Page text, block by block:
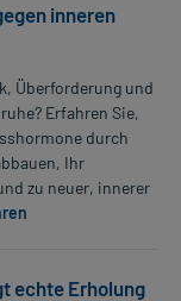
inneren
Überforderung und
Erfahren Sie,
durch
Ihr
zu neuer, innerer
echte Erholung